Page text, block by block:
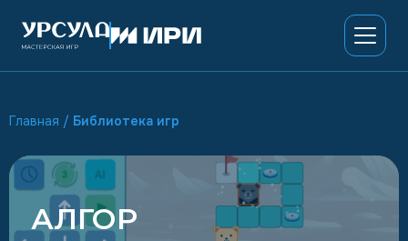
Главная / Библиотека игр
АЛГОР